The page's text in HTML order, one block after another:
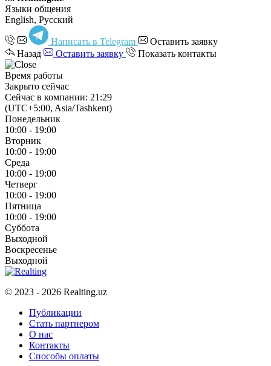
Языки общения
English, Русский
Написать в Telegram
Оставить заявку
Назад
Оставить заявку Показать контакты
Время работы
Закрыто сейчас
Сейчас в компании: 21:29
(UTC+5:00, Asia/Tashkent)
Понедельник
10:00 - 19:00
Вторник
10:00 - 19:00
Среда
10:00 - 19:00
Четверг
10:00 - 19:00
Пятница
10:00 - 19:00
Суббота
Выходной
Воскресенье
Выходной
© 2023 - 2026 Realting.uz
Публикации
Стать партнером
О нас
Контакты
Способы оплаты